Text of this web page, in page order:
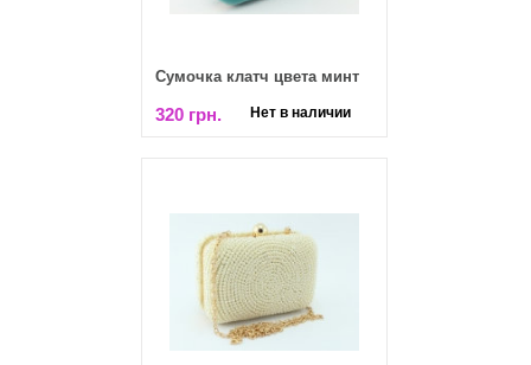
Сумочка клатч цвета минт
320 грн. Нет в наличии